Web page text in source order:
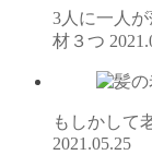
3人に一人
材３つ
もしかして
2021.05.25